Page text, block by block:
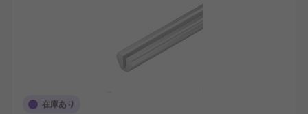
在庫あり